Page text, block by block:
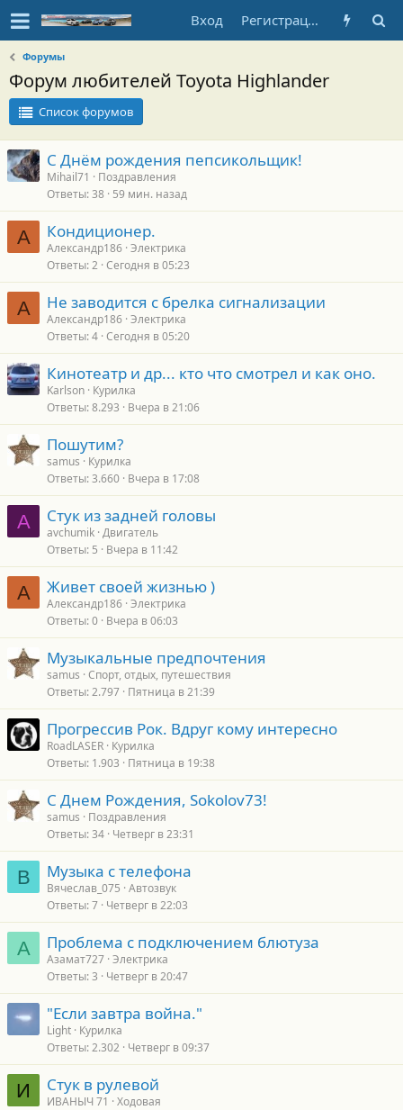
Вход Регистрация
Форумы
Форум любителей Toyota Highlander
Список форумов
С Днём рождения пепсикольщик!
Mihail71
Поздравления
Ответы 38 59 мин. назад
А Кондиционер.
Александр186 Электрика
Ответы 2 Сегодня в 05:23
А Не заводится с брелка сигнализации
Александр186 Электрика
Ответы 4 Сегодня в 05:20
Кинотеатр и др... кто что смотрел и как оно.
Karlson Курилка
Ответы 8.293 Вчера в 21:06
Пошутим?
samus
Курилка
Ответы 3.660 Вчера в 17:08
A Стук из задней головы
avchumik Двигатель
Ответы 5 Вчера в 11:42
А Живет своей жизнью )
Александр186 Электрика
Ответы 0 Вчера в 06:03
Музыкальные предпочтения
samus Спорт, отдых, путешествия
Ответы 2.797 Пятница в 21:39
Прогрессив Рок. Вдруг кому интересно
RoadLASER Курилка
Ответы 1.903 Пятница в 19:38
С Днем Рождения, Sokolov73!
samus
Поздравления
Ответы 34 Четверг в 23:31
В Музыка с телефона
Вячеслав_075 Автозвук
Ответы 7 Четверг в 22:03
А Проблема с подключением блютуза
Азамат727 Электрика
Ответы 3 Четверг в 20:47
"Если завтра война."
Light Курилка
Ответы 2.302 Четверг в 09:37
И Стук в рулевой
ИВАНЫЧ 71
Ходовая